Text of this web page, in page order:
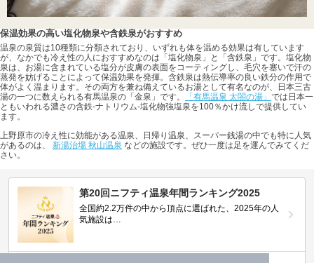
保温効果の高い塩化物泉や含鉄泉がおすすめ
温泉の泉質は10種類に分類されており、いずれも体を温める効果は有しています
が、なかでも冷え性の人におすすめなのは「塩化物泉」と「含鉄泉」です。塩化物
泉は、お湯に含まれている塩分が皮膚の表面をコーティングし、毛穴を塞いで汗の
蒸発を妨げることによって保温効果を発揮。含鉄泉は熱伝導率の良い鉄分の作用で
体がよく温まります。その両方を兼ね備えているお湯として有名なのが、日本三古
湯の一つに数えられる有馬温泉の「金泉」です。
「有馬温泉 太閤の湯」 では日本一
ともいわれる濃さの含鉄-ナトリウム-塩化物強塩泉を100％かけ流しで提供してい
ます。
上野原市の冷え性に効能がある温泉、日帰り温泉、スーパー銭湯の中でも特に人気
があるのは、 新湯治場 秋山温泉 などの施設です。ぜひ一度は足を運んでみてくだ
さい。
第20回ニフティ温泉年間ランキング2025
全国約2.2万件の中から頂点に選ばれた、2025年の人
気施設は…